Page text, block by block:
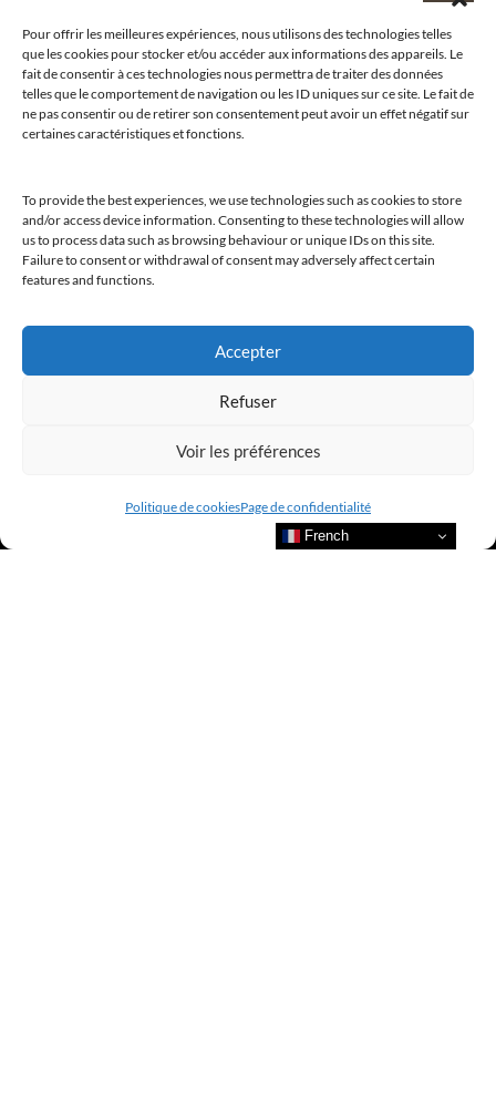
Pour offrir les meilleures expériences, nous utilisons des technologies telles
que les cookies pour stocker et/ou accéder aux informations des appareils. Le
fait de consentir à ces technologies nous permettra de traiter des données
telles que le comportement de navigation ou les ID uniques sur ce site. Le fait de
ne pas consentir ou de retirer son consentement peut avoir un effet négatif sur
certaines caractéristiques et fonctions.
To provide the best experiences, we use technologies such as cookies to store
and/or access device information. Consenting to these technologies will allow
us to process data such as browsing behaviour or unique IDs on this site.
Failure to consent or withdrawal of consent may adversely affect certain
features and functions.
Accepter
Refuser
Voir les préférences
Politique de cookiesPage de confidentialité
French